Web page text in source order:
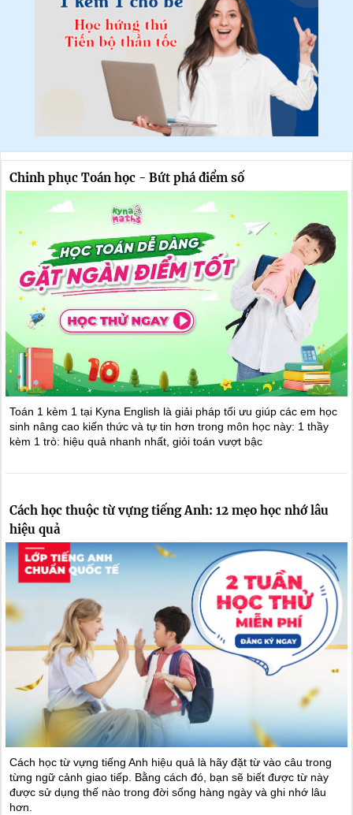
Chinh phục Toán học - Bứt phá điểm số
Toán 1 kèm 1 tại Kyna English là giải pháp tối ưu giúp các em học
sinh nâng cao kiến thức và tự tin hơn trong môn học này: 1 thầy
kèm 1 trò: hiệu quả nhanh nhất, giỏi toán vượt bậc
Cách học thuộc từ vựng tiếng Anh: 12 mẹo học nhớ lâu
hiệu quả
Cách học từ vựng tiếng Anh hiệu quả là hãy đặt từ vào câu trong
từng ngữ cảnh giao tiếp. Bằng cách đó, bạn sẽ biết được từ này
được sử dụng thế nào trong đời sống hàng ngày và ghi nhớ lâu
hơn.